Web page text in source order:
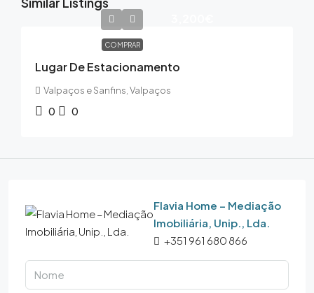
COMPRAR
Lugar De Estacionamento
Valpaços e Sanfins, Valpaços
0 0
Flavia Home – Mediação
Imobiliária, Unip., Lda.
+351 961 680 866